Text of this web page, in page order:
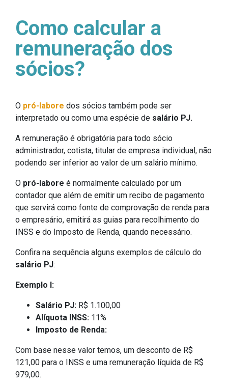
Como calcular a
remuneração dos
sócios?
O pró-labore dos sócios também pode ser
interpretado ou como uma espécie de salário PJ.
A remuneração é obrigatória para todo sócio
administrador, cotista, titular de empresa individual, não
podendo ser inferior ao valor de um salário mínimo.
O pró-labore é normalmente calculado por um
contador que além de emitir um recibo de pagamento
que servirá como fonte de comprovação de renda para
o empresário, emitirá as guias para recolhimento do
INSS e do Imposto de Renda, quando necessário.
Confira na sequência alguns exemplos de cálculo do
salário PJ:
Exemplo I:
Salário PJ: R$ 1.100,00
Alíquota INSS: 11%
Imposto de Renda:
Com base nesse valor temos, um desconto de R$
121,00 para o INSS e uma remuneração líquida de R$
979,00.